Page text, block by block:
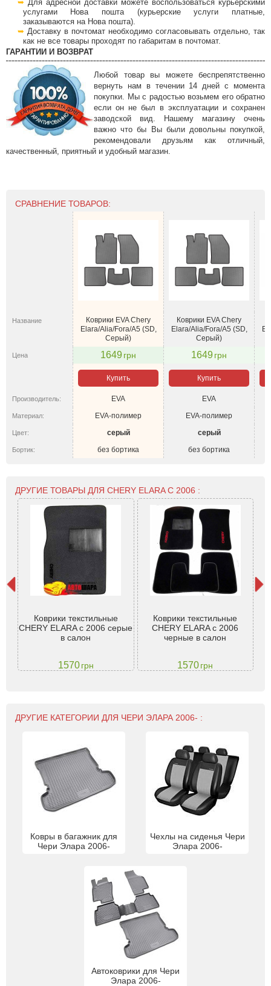
Для адресной доставки можете воспользоваться курьерскими
услугами Нова пошта (курьерские услуги платные,
заказываются на Нова пошта).
Доставку в почтомат необходимо согласовывать отдельно, так
как не все товары проходят по габаритам в почтомат.
ГАРАНТИИ И ВОЗВРАТ
Любой товар вы можете беспрепятственно
вернуть нам в течении 14 дней с момента
покупки. Мы с радостью возьмем его обратно
если он не был в эксплуатации и сохранен
заводской вид. Нашему магазину очень
важно что бы Вы были довольны покупкой,
рекомендовали друзьям как отличный,
качественный, приятный и удобный магазин.
СРАВНЕНИЕ ТОВАРОВ:
Название
Коврики EVA Chery
Elara/Alia/Fora/A5 (SD,
Серый)
Коврики EVA Chery
Elara/Alia/Fora/A5 (SD,
Серый)
Цена 1649грн 1649грн
Купить Купить
Производитель: EVA EVA
Материал: EVA-полимер EVA-полимер
Цвет: серый серый
Бортик: без бортика без бортика
ДРУГИЕ ТОВАРЫ ДЛЯ CHERY ELARA С 2006 :
Коврики текстильные
CHERY ELARA с 2006 серые
в салон
1570 грн
Коврики текстильные
CHERY ELARA с 2006
черные в салон
1570грн
ДРУГИЕ КАТЕГОРИИ ДЛЯ ЧЕРИ ЭЛАРА 2006- :
Ковры в багажник для
Чери Элара 2006-
Чехлы на сиденья Чери
Элара 2006-
Автоковрики для Чери
Элара 2006-